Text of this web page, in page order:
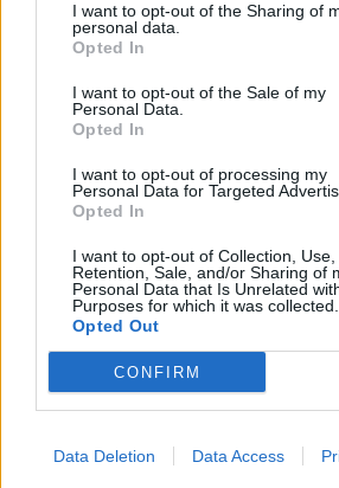
I want to opt-out of the Sharing of
personal data.
Opted In
I want to opt-out of the Sale of my
Personal Data.
Opted In
I want to opt-out of processing my
Personal Data for Targeted
Opted In
I want to opt-out of Collection, Use,
Retention, Sale, and/or Sharing of
Personal Data that Is Unrelated
Purposes for which it was collected.
Opted Out
CONFIRM
Data Deletion Data Access
Letra Pero Como Voy A Odiarte
+ Letras de Catarino Leos
Biografía Ranking Foro